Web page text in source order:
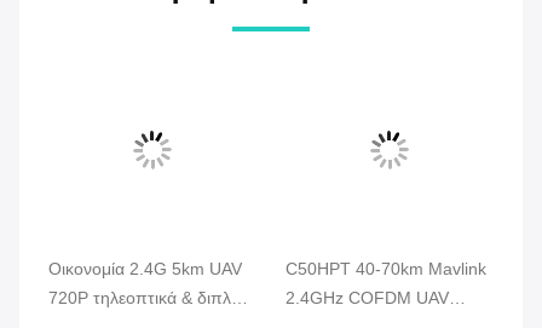
Οικονομία 2.4G 5km UAV
720P τηλεοπτικά & διπλά
C50HPT 40-70km Mavlink
2.4GHz COFDM UAV